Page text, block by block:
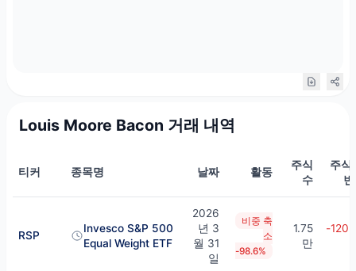
Louis Moore Bacon 거래 내역
티커 종목명 날짜 활동
주식
수
주식
RSP
Invesco S&P 500
Equal Weight ETF
2026
년 3
월 31
일
비중 축
소
-98.6%
1.75
만
-